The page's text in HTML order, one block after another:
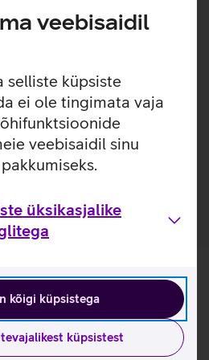
veebisaidil
selliste küpsiste
ei ole tingimata vaja
veebisaidil sinu
üksikasjalike
kõigi küpsistega
küpsistest
ei pea arvutisse sisestama
mis ei väsita kätt.
Bluetooth omaduste ja
kodulehel